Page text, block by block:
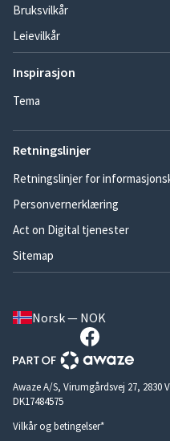
Bruksvilkår
Leievilkår
Inspirasjon
Tema
Retningslinjer
Retningslinjer for
Personvernerklæring
Act on Digital tjenester
Sitemap
Norsk — NOK
Awaze A/S, Virumgårdsvej 27, 2830
DK17484575
Vilkår og betingelser*